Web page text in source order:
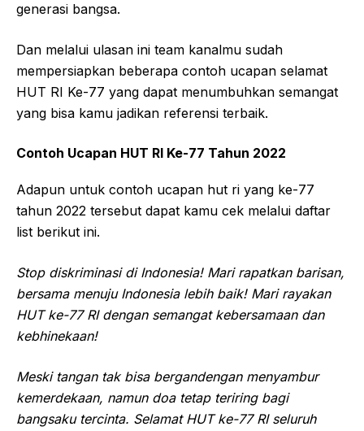
generasi bangsa.
Dan melalui ulasan ini team kanalmu sudah
mempersiapkan beberapa contoh ucapan selamat
HUT RI Ke-77 yang dapat menumbuhkan semangat
yang bisa kamu jadikan referensi terbaik.
Contoh Ucapan HUT RI Ke-77 Tahun 2022
Adapun untuk contoh ucapan hut ri yang ke-77
tahun 2022 tersebut dapat kamu cek melalui daftar
list berikut ini.
Stop diskriminasi di Indonesia! Mari rapatkan barisan,
bersama menuju Indonesia lebih baik! Mari rayakan
HUT ke-77 RI dengan semangat kebersamaan dan
kebhinekaan!
Meski tangan tak bisa bergandengan menyambur
kemerdekaan, namun doa tetap teriring bagi
bangsaku tercinta. Selamat HUT ke-77 RI seluruh